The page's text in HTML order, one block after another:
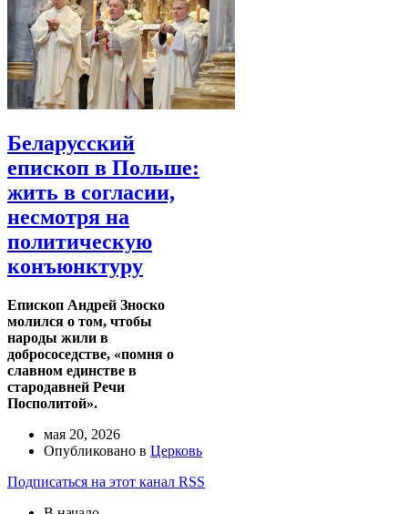
Беларусский
епископ в Польше:
жить в согласии,
несмотря на
политическую
конъюнктуру
Епископ Андрей Зноско
молился о том, чтобы
народы жили в
добрососедстве, «помня о
славном единстве в
стародавней Речи
Посполитой».
мая 20, 2026
Опубликовано в Церковь
Подписаться на этот канал RSS